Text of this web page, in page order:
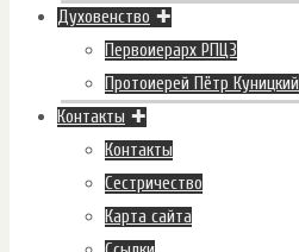
Духовенство
Первоиерарх РПЦЗ
Протоиерей Пётр Куницкий
Контакты
Контакты
Сестричество
Карта сайта